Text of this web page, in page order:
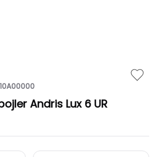
Andris Lux 6 UR